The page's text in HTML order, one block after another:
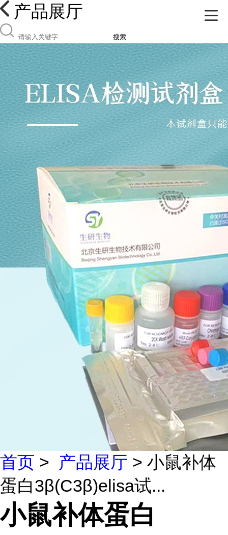
产品展厅
搜索
首页 > 产品展厅 > 小鼠补体
蛋白3β(C3β)elisa试...
小鼠补体蛋白